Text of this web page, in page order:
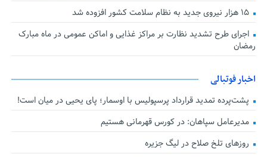
۱۵ هزار نیروی جدید به نظام سلامت کشور افزوده شد
اجرای طرح تشدید نظارت بر مراکز غذایی و اماکن عمومی در ماه مبارک
رمضان
اخبار فوتبالی
پشت‌پرده تمدید قرارداد پرسپولیس با اوسمار؛ پای یحیی در میان است!
مدیرعامل سپاهان: در کورس قهرمانی هستیم
روزهای تلخ صلاح در لیگ جزیره